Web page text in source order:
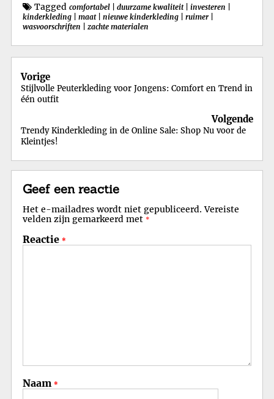
Tagged comfortabel duurzame kwaliteit| investeren
kinderkleding
maat| nieuwe kinderkleding ruimer
wasvoorschriften
zachte materialen
Berichtnavigatie
Vorige
Stijlvolle Peuterkleding voor Jongens: Comfort en Trend in
één outfit
Volgende
Trendy Kinderkleding in de Online Sale: Shop Nu voor de
Kleintjes!
Geef een reactie
Het e-mailadres wordt niet gepubliceerd. Vereiste
velden zijn gemarkeerd met *
Reactie *
Naam *